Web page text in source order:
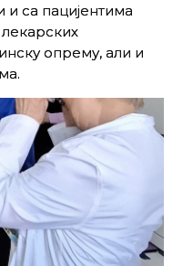
са пацијентима
опрему, али и